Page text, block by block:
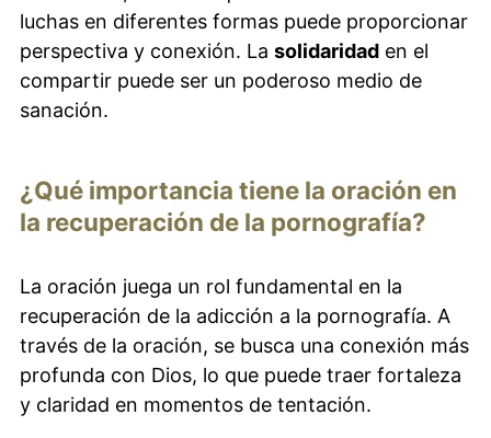
luchas en diferentes formas puede proporcionar
perspectiva y conexión. La solidaridad en el
compartir puede ser un poderoso medio de
sanación.
¿Qué importancia tiene la oración en
la recuperación de la pornografía?
La oración juega un rol fundamental en la
recuperación de la adicción a la pornografía. A
través de la oración, se busca una conexión más
profunda con Dios, lo que puede traer fortaleza
y claridad en momentos de tentación.